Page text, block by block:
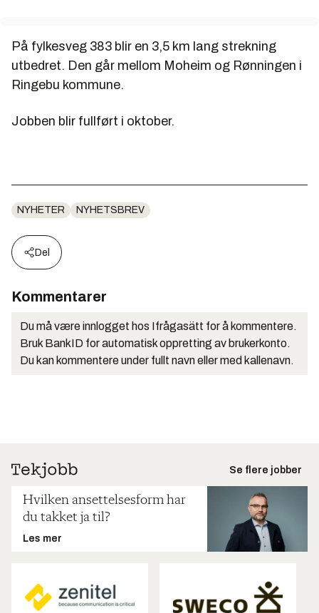
På fylkesveg 383 blir en 3,5 km lang strekning
utbedret. Den går mellom Moheim og Rønningen i
Ringebu kommune.
Jobben blir fullført i oktober.
NYHETER NYHETSBREV
Del
Kommentarer
Du må være innlogget hos Ifrågasätt for å kommentere.
Bruk BankID for automatisk oppretting av brukerkonto.
Du kan kommentere under fullt navn eller med kallenavn.
Se flere jobber
Hvilken ansettelsesform har
du takket ja til?
Les mer